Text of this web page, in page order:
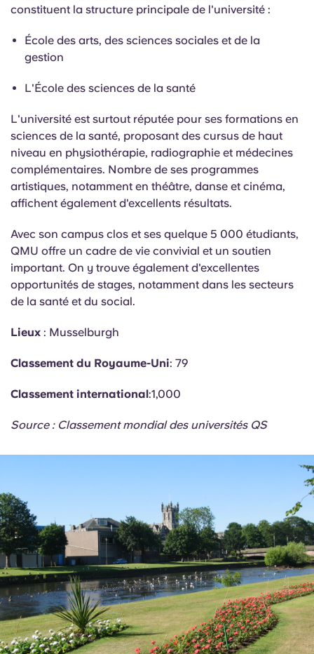
constituent la structure principale de l'université :
École des arts, des sciences sociales et de la
gestion
L'École des sciences de la santé
L'université est surtout réputée pour ses formations en
sciences de la santé, proposant des cursus de haut
niveau en physiothérapie, radiographie et médecines
complémentaires. Nombre de ses programmes
artistiques, notamment en théâtre, danse et cinéma,
affichent également d'excellents résultats.
Avec son campus clos et ses quelque 5 000 étudiants,
QMU offre un cadre de vie convivial et un soutien
important. On y trouve également d'excellentes
opportunités de stages, notamment dans les secteurs
de la santé et du social.
Lieux : Musselburgh
Classement du Royaume-Uni: 79
Classement international:1,000
Source : Classement mondial des universités QS